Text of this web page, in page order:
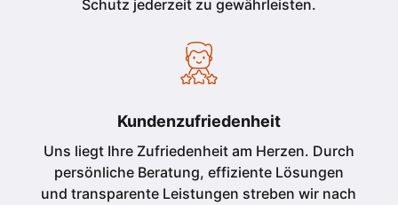
Schutz jederzeit zu gewährleisten.
Kundenzufriedenheit
Uns liegt Ihre Zufriedenheit am Herzen. Durch
persönliche Beratung, effiziente Lösungen
und transparente Leistungen streben wir nach